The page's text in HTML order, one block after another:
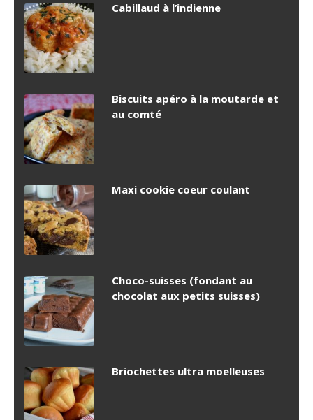
Cabillaud à l’indienne
Biscuits apéro à la moutarde et
au comté
Maxi cookie coeur coulant
Choco-suisses (fondant au
chocolat aux petits suisses)
Briochettes ultra moelleuses